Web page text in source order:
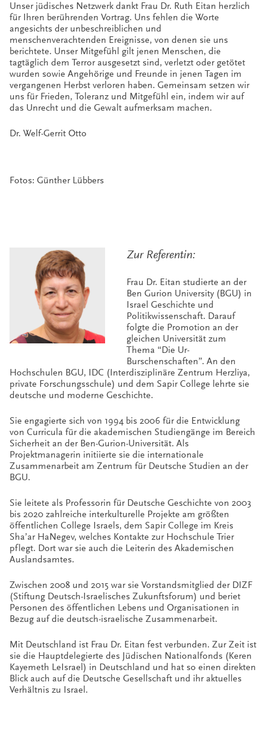
Unser jüdisches Netzwerk dankt Frau Dr. Ruth Eitan herzlich
für Ihren berührenden Vortrag. Uns fehlen die Worte
angesichts der unbeschreiblichen und
menschenverachtenden Ereignisse, von denen sie uns
berichtete. Unser Mitgefühl gilt jenen Menschen, die
tagtäglich dem Terror ausgesetzt sind, verletzt oder getötet
wurden sowie Angehörige und Freunde in jenen Tagen im
vergangenen Herbst verloren haben. Gemeinsam setzen wir
uns für Frieden, Toleranz und Mitgefühl ein, indem wir auf
das Unrecht und die Gewalt aufmerksam machen.
Dr. Welf-Gerrit Otto
Fotos: Günther Lübbers
Zur Referentin:
Frau Dr. Eitan studierte an der
Ben Gurion University (BGU) in
Israel Geschichte und
Politikwissenschaft. Darauf
folgte die Promotion an der
gleichen Universität zum
Thema “Die Ur-
Burschenschaften”. An den
Hochschulen BGU, IDC (Interdisziplinäre Zentrum Herzliya,
private Forschungsschule) und dem Sapir College lehrte sie
deutsche und moderne Geschichte.
Sie engagierte sich von 1994 bis 2006 für die Entwicklung
von Curricula für die akademischen Studiengänge im Bereich
Sicherheit an der Ben-Gurion-Universität. Als
Projektmanagerin initiierte sie die internationale
Zusammenarbeit am Zentrum für Deutsche Studien an der
BGU.
Sie leitete als Professorin für Deutsche Geschichte von 2003
bis 2020 zahlreiche interkulturelle Projekte am größten
öffentlichen College Israels, dem Sapir College im Kreis
Sha’ar HaNegev, welches Kontakte zur Hochschule Trier
pflegt. Dort war sie auch die Leiterin des Akademischen
Auslandsamtes.
Zwischen 2008 und 2015 war sie Vorstandsmitglied der DIZF
(Stiftung Deutsch-Israelisches Zukunftsforum) und beriet
Personen des öffentlichen Lebens und Organisationen in
Bezug auf die deutsch-israelische Zusammenarbeit.
Mit Deutschland ist Frau Dr. Eitan fest verbunden. Zur Zeit ist
sie die Hauptdel egierte des Jüdischen Nationalfonds (Keren
Kayemeth LeIsrael) in Deutschland und hat so einen direkten
Blick auch auf die Deutsche Gesellschaft und ihr aktuelles
Verhältnis zu Israel.